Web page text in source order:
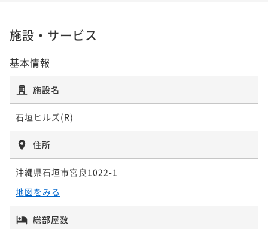
【連泊 15％OFF】2連泊以上でお得 BBQ設備完備 オ
素泊まり 事前決済可
¥ 174,040 ~
施設・サービス
基本情報
施設名
石垣ヒルズ(R)
住所
沖縄県石垣市宮良1022-1
地図をみる
総部屋数